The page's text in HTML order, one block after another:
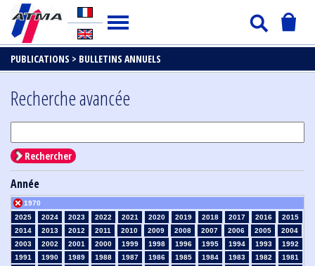
PUBLICATIONS > BULLETINS ANNUELS
Recherche avancée
Rechercher
Année
2025 2024 2023 2022 2021 2020 2019 2018 2017 2016
2015
2014
2013 2012 2011 2010 2009 2008 2007 2006 2005
2004
2003
2002 2001 2000 1999 1998 1996 1995 1994 1993
1992
1991
1990 1989 1988 1987 1986 1985 1984 1983 1982
1981
1970